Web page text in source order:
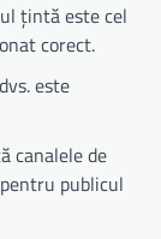
țintă este cel
corect.
este
canalele de
publicul